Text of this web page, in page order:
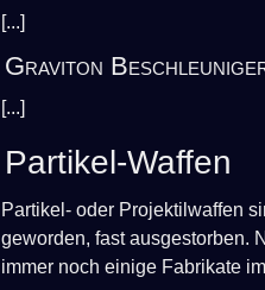
[...]
Graviton
[...]
Partikel-Waffen
Partikel- oder Projektilwaffen
geworden, fast ausgestorben.
immer noch einige Fabrikate